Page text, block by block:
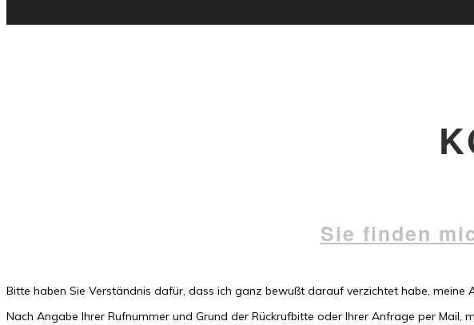
Sie finden
Bitte haben Sie Verständnis dafür, dass ich ganz bewußt darauf verzichtet habe,
Nach Angabe Ihrer Rufnummer und Grund der Rückrufbitte oder Ihrer Anfrage per Mail,